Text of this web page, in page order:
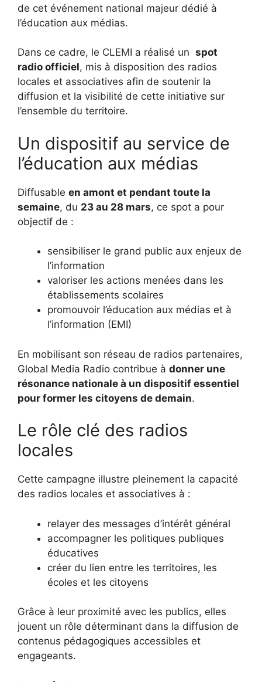
de cet événement national majeur dédié à
l’éducation aux médias.
Dans ce cadre, le CLEMI a réalisé un spot
radio officiel, mis à disposition des radios
locales et associatives afin de soutenir la
diffusion et la visibilité de cette initiative sur
l’ensemble du territoire.
Un dispositif au service de
l’éducation aux médias
Diffusable en amont et pendant toute la
semaine, du 23 au 28 mars, ce spot a pour
objectif de :
sensibiliser le grand public aux enjeux de
l’information
valoriser les actions menées dans les
établissements scolaires
promouvoir l’éducation aux médias et à
l’information (EMI)
En mobilisant son réseau de radios partenaires,
Global Media Radio contribue à donner une
résonance nationale à un dispositif essentiel
pour former les citoyens de demain.
Le rôle clé des radios
locales
Cette campagne illustre pleinement la capacité
des radios locales et associatives à :
relayer des messages d’intérêt général
accompagner les politiques publiques
éducatives
créer du lien entre les territoires, les
écoles et les citoyens
Grâce à leur proximité avec les publics, elles
jouent un rôle déterminant dans la diffusion de
contenus pédagogiques accessibles et
engageants.